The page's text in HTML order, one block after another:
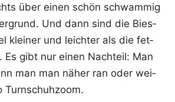
über einen schön schwam­mig
Und dann sind die Bies­
klei­ner und leich­ter als die fet­
Es gibt nur einen Nach­teil: Man
man man näher ran oder wei­
Turnschuhzoom.